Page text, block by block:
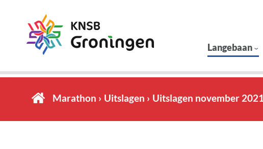
Langebaan
Marathon Uitslagen Uitslagen november 2021